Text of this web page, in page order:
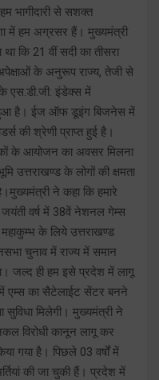
भागीदारी से सशक्त
में हम अग्रसर हैं। मुख्यमंत्री
कि 21 वीं सदी का तीसरा
के अनुरूप राज्य, तेजी से
एस.डी.जी. इंडेक्स में
हुआ है। ईज ऑफ डूइंग बिजनेस में
की श्रेणी प्राप्त हुई है।
के आयोजन का अवसर मिलना
उत्तराखण्ड के लोगों की क्षमता
ने कहा कि हमारे
वर्ष में 38वें नेशनल गेम्स
के लिये उत्तराखण्ड
चुनाव में राज्य में समान
जल्द ही हम इसे प्रदेश में लागू
एम्स का सैटेलाईट सेंटर बनने
सुविधा मिलेगी। मुख्यमंत्री ने
विरोधी कानून लागू कर
गया है। पिछले 03 वर्षों में
की जा चुकी हैं। प्रदेश में